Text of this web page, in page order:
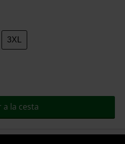
3XL
a la cesta